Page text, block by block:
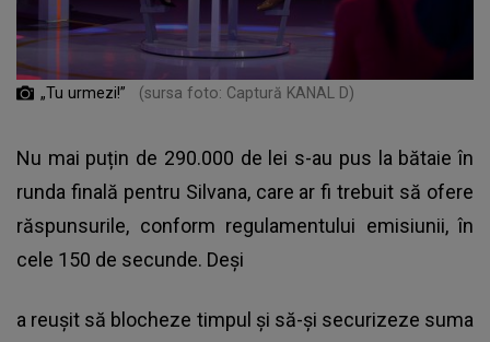
„Tu urmezi!” (sursa foto: Captură KANAL D)
Nu mai puțin de 290.000 de lei s-au pus la bătaie în
runda finală pentru Silvana, care ar fi trebuit să ofere
răspunsurile, conform regulamentului emisiunii, în
cele 150 de secunde. Deși
a reușit să blocheze timpul și să-și securizeze suma